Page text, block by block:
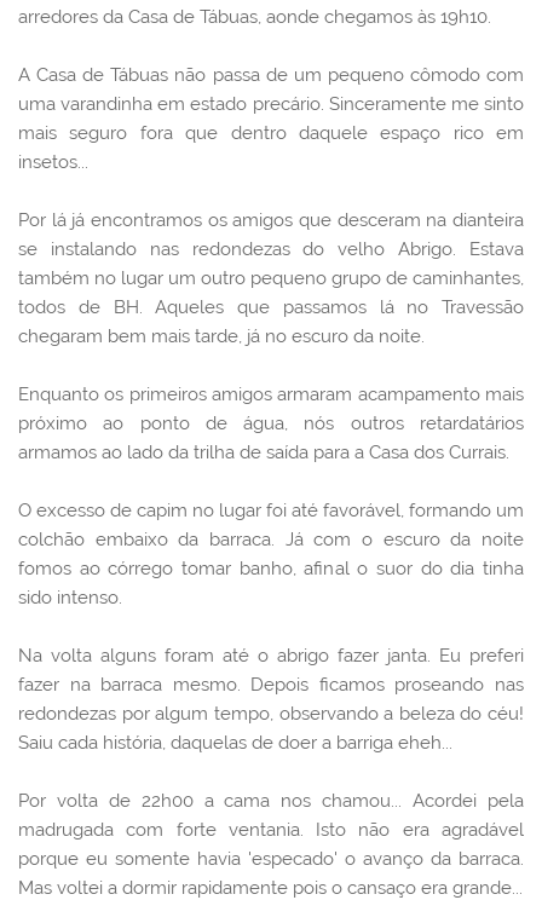
arredores da Casa de Tábuas, aonde chegamos às 19h10.
A Casa de Tábuas não passa de um pequeno cômodo com
uma varandinha em estado precário. Sinceramente me sinto
mais seguro fora que dentro daquele espaço rico em
insetos...
Por lá já encontramos os amigos que desceram na dianteira
se instalando nas redondezas do velho Abrigo. Estava
também no lugar um outro pequeno grupo de caminhantes,
todos de BH. Aqueles que passamos lá no Travessão
chegaram bem mais tarde, já no escuro da noite.
Enquanto os primeiros amigos armaram acampamento mais
próximo ao ponto de água, nós outros retardatários
armamos ao lado da trilha de saída para a Casa dos Currais.
O excesso de capim no lugar foi até favorável, formando um
colchão embaixo da barraca. Já com o escuro da noite
fomos ao córrego tomar banho, afinal o suor do dia tinha
sido intenso.
Na volta alguns foram até o abrigo fazer janta. Eu preferi
fazer na barraca mesmo. Depois ficamos proseando nas
redondezas por algum tempo, observando a beleza do céu!
Saiu cada história, daquelas de doer a barriga eheh...
Por volta de 22h00 a cama nos chamou... Acordei pela
madrugada com forte ventania. Isto não era agradável
porque eu somente havia 'especado' o avanço da barraca.
Mas voltei a dormir rapidamente pois o cansaço era grande...